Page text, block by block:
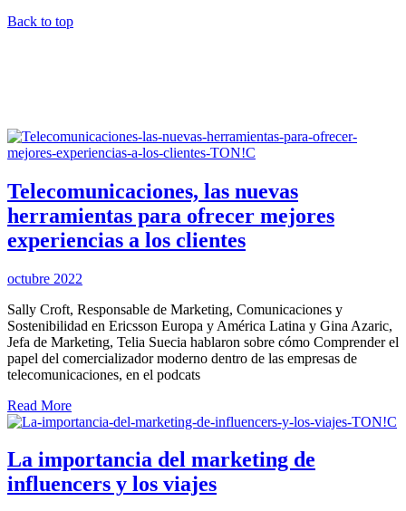
Back to top
Telecomunicaciones, las nuevas
herramientas para ofrecer mejores
experiencias a los clientes
octubre 2022
Sally Croft, Responsable de Marketing, Comunicaciones y
Sostenibilidad en Ericsson Europa y América Latina y Gina Azaric,
Jefa de Marketing, Telia Suecia hablaron sobre cómo Comprender el
papel del comercializador moderno dentro de las empresas de
telecomunicaciones, en el podcats
Read More
La importancia del marketing de
influencers y los viajes